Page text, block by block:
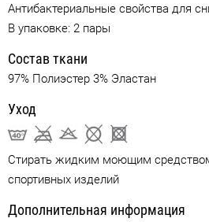
Антибактериальные свойства для
В упаковке: 2 пары
Состав ткани
97% Полиэстер 3% Эластан
Уход
Стирать жидким моющим
спортивных изделий
Дополнительная информация